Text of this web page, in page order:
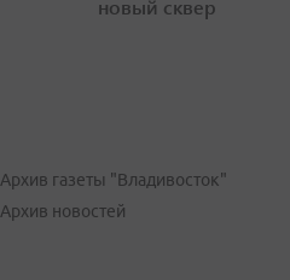
новый сквер
Архив газеты "Владивосток"
Архив новостей